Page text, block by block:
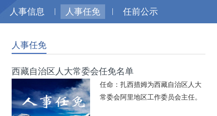
人事信息 | 人事任免 | 任前公示
人事任免
西藏自治区人大常委会任免名单
任命：扎西措姆为西藏自治区人大
常委会阿里地区工作委员会主任。